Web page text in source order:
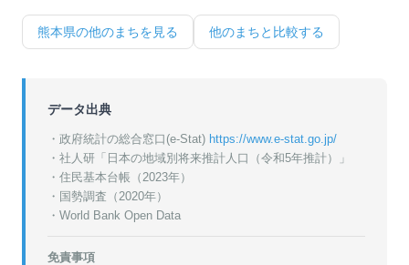
熊本県の他のまちを見る 他のまちと比較する
データ出典
・政府統計の総合窓口(e-Stat) https://www.e-stat.go.jp/
・ 社人研「日本の地域別将来推計人口（令和5年推計）」
・ 住民基本台帳（2023年）
・ 国勢調査（2020年）
・World Bank Open Data
免責事項